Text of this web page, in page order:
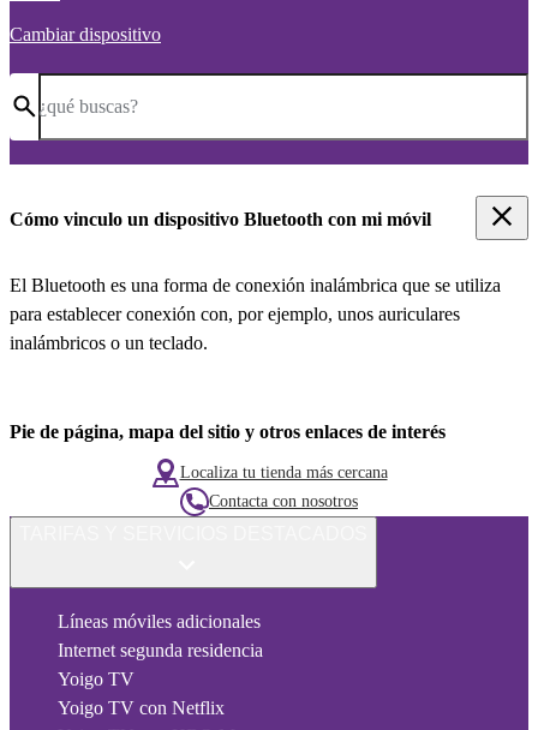
Cambiar dispositivo
¿qué buscas?
Cómo vinculo un dispositivo Bluetooth con mi móvil
El Bluetooth es una forma de conexión inalámbrica que se utiliza
para establecer conexión con, por ejemplo, unos auriculares
inalámbricos o un teclado.
Pie de página, mapa del sitio y otros enlaces de interés
Localiza tu tienda más cercana
Contacta con nosotros
Líneas móviles adicionales
Internet segunda residencia
Yoigo TV
Yoigo TV con Netflix